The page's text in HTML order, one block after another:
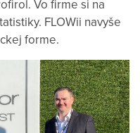
Vo firme si na
FLOWii navyše
forme.